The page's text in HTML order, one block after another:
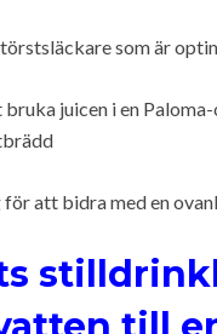
som är
juicen i en
att bidra med en